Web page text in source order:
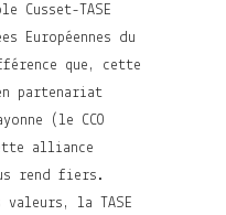
Cusset-TASE
Européennes du
que, cette
partenariat
(le CCO
alliance
rend fiers.
valeurs, la TASE